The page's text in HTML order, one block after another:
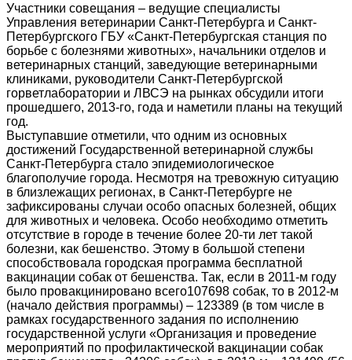
Участники совещания – ведущие специалисты
Управления ветеринарии Санкт-Петербурга и Санкт-
Петербургского ГБУ «Санкт-Петербургская станция по
борьбе с болезнями животных», начальники отделов и
ветеринарных станций, заведующие ветеринарными
клиниками, руководители Санкт-Петербургской
горветлаборатории и ЛВСЭ на рынках обсудили итоги
прошедшего, 2013-го, года и наметили планы на текущий
год.
Выступавшие отметили, что одним из основных
достижений Государственной ветеринарной службы
Санкт-Петербурга стало эпидемиологическое
благополучие города. Несмотря на тревожную ситуацию
в близлежащих регионах, в Санкт-Петербурге не
зафиксированы случаи особо опасных болезней, общих
для животных и человека. Особо необходимо отметить
отсутствие в городе в течение более 20-ти лет такой
болезни, как бешенство. Этому в большой степени
способствовала городская программа бесплатной
вакцинации собак от бешенства. Так, если в 2011-м году
было провакцинировано всего107698 собак, то в 2012-м
(начало действия программы) – 123389 (в том числе в
рамках государственного задания по исполнению
государственной услуги «Организация и проведение
мероприятий по профилактической вакцинации собак